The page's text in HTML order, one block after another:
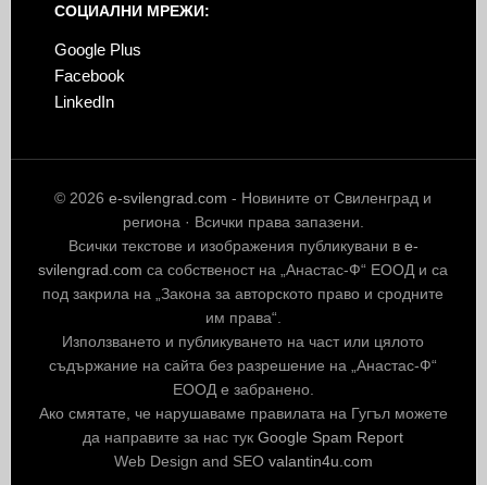
СОЦИАЛНИ МРЕЖИ:
Google Plus
Facebook
LinkedIn
© 2026e-svilengrad.com - Новините от Свиленград и
региона · Всички права запазени.
Всички текстове и изображения публикувани в e-
svilengrad.com са собственост на „Анастас-Ф“ ЕООД и са
под закрила на „Закона за авторското право и сродните
им права“.
Използването и публикуването на част или цялото
съдържание на сайта без разрешение на „Анастас-Ф“
ЕООД е забранено.
Ако смятате, че нарушаваме правилата на Гугъл можете
да направите за нас тукGoogle Spam Report
Web Design and SEO valantin4u.com